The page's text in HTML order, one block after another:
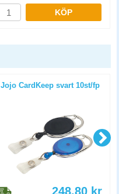
KÖP
Jojo CardKeep svart 10st/fp
248.80 kr